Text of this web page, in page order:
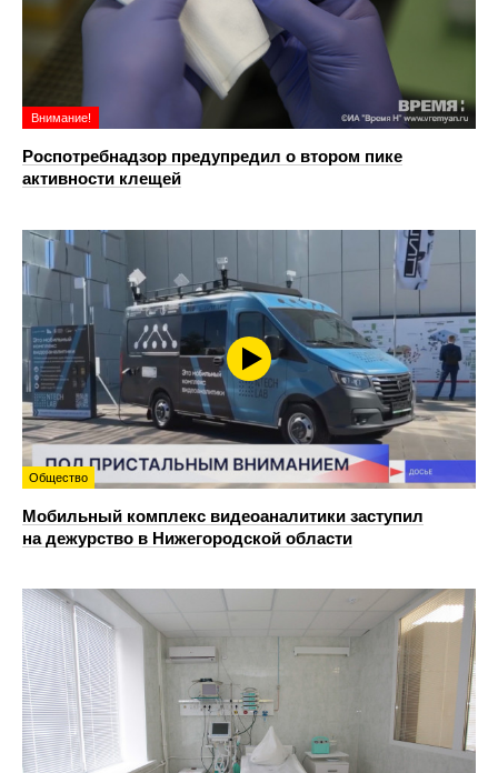
Внимание!
Роспотребнадзор предупредил о втором пике
активности клещей
Общество
Мобильный комплекс видеоаналитики заступил
на дежурство в Нижегородской области